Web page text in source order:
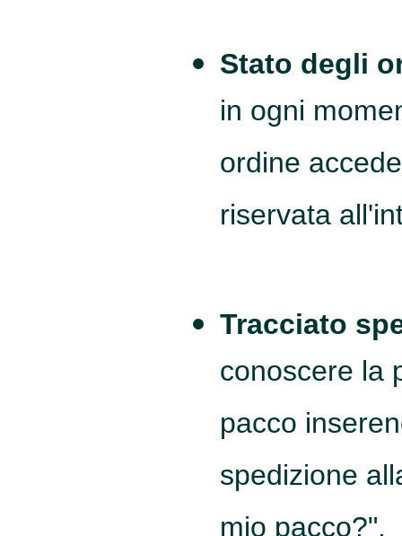
Stato degli
in ogni
ordine
riservata
Tracciato
conoscere la
pacco
spedizione